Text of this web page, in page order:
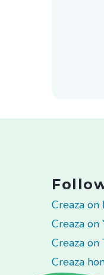
Creaza on
Creaza on
Creaza
Creaza